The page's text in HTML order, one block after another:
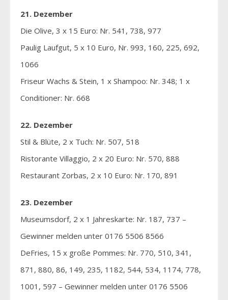
21. Dezember
Die Olive, 3 x 15 Euro: Nr. 541, 738, 977
Paulig Laufgut, 5 x 10 Euro, Nr. 993, 160, 225, 692,
1066
Friseur Wachs & Stein, 1 x Shampoo: Nr. 348; 1 x
Conditioner: Nr. 668
22. Dezember
Stil & Blüte, 2 x Tuch: Nr. 507, 518
Ristorante Villaggio, 2 x 20 Euro: Nr. 570, 888
Restaurant Zorbas, 2 x 10 Euro: Nr. 170, 891
23. Dezember
Museumsdorf, 2 x 1 Jahreskarte: Nr. 187, 737 –
Gewinner melden unter 0176 5506 8566
DeFries, 15 x große Pommes: Nr. 770, 510, 341,
871, 880, 86, 149, 235, 1182, 544, 534, 1174, 778,
1001, 597 – Gewinner melden unter 0176 5506